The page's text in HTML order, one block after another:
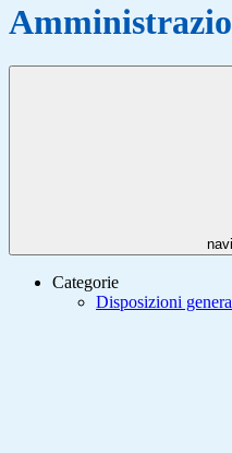
Categorie
Disposizioni